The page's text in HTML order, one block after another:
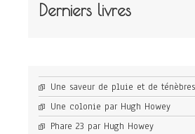
Derniers livres
Une saveur de pluie et de
Une colonie par Hugh Howey
Phare 23 par Hugh Howey